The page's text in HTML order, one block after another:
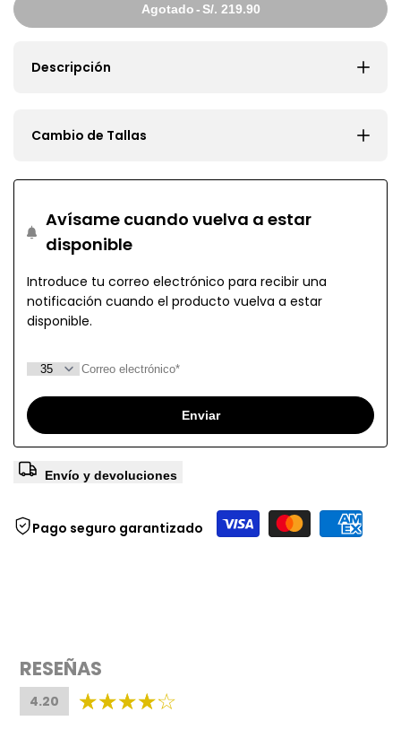
Agotado-S/. 219.90
Descripción
Cambio de Tallas
Avísame cuando vuelva a estar
disponible
Introduce tu correo electrónico para recibir una
notificación cuando el producto vuelva a estar
disponible.
Enviar
Envío y devoluciones
Pago seguro garantizado
RESEÑAS
4.20